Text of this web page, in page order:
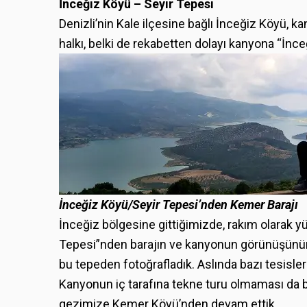
İnceğiz Köyü – Seyir Tepesi
Denizli’nin Kale ilçesine bağlı İnceğiz Köyü,
halkı, belki de rekabetten dolayı kanyona
İnceğiz Köyü/Seyir Tepesi’nden Kemer Barajı
İnceğiz bölgesine gittiğimizde, rakım olarak
Tepesi”nden barajın ve kanyonun
bu tepeden fotoğrafladık. Aslında bazı
Kanyonun iç tarafına tekne turu olmaması
gezimize Kemer Köyü’nden devam ettik.